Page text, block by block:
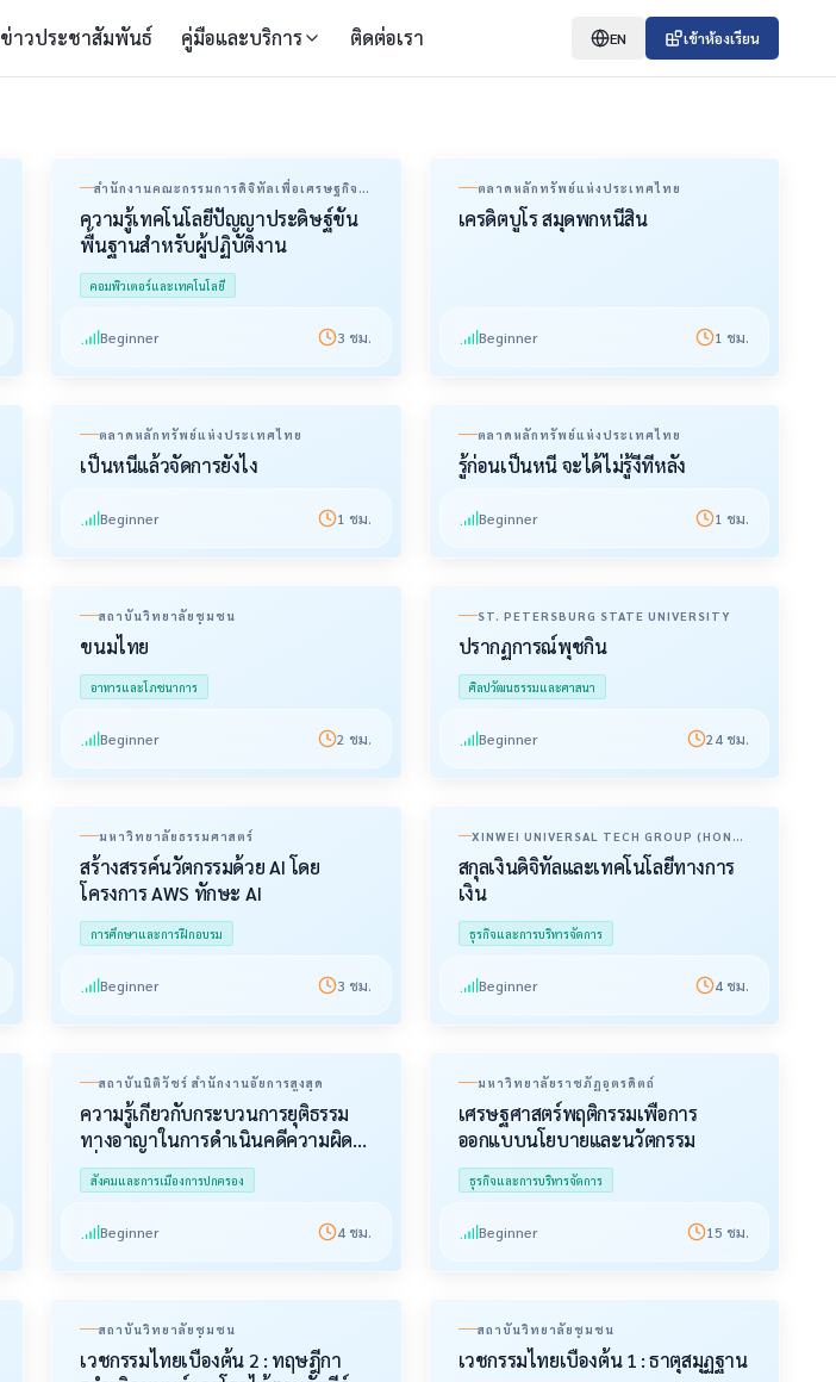
ข่าวประชาสัมพันธ์ คู่มือและบริการ ติดต่อเรา EN เข้าห้องเรียน
สำนักงานคณะกรรมการดิจิทัลเพื่อเศรษฐกิจ
และสังคมแห่งชาติ
ความรู้เทคโนโลยีปัญญาประดิษฐ์ขั้น
พื้นฐานสำหรับผู้ปฏิบัติงาน
คอมพิวเตอร์และเทคโนโลยี
Beginner 3 ชม.
ตลาดหลักทรัพย์แห่งประเทศไทย
เครดิตบูโร สมุดพกหนี้สิน
Beginner 1 ชม.
ตลาดหลักทรัพย์แห่งประเทศไทย
เป็นหนี้แล้วจัดการยังไง
Beginner 1 ชม.
ตลาดหลักทรัพย์แห่งประเทศไทย
รู้ก่อนเป็นหนี้ จะได้ไม่รู้งี้ทีหลัง
Beginner 1 ชม.
สถาบันวิทยาลัยชุมชน
ขนมไทย
อาหารและโภชนาการ
Beginner 2 ชม.
ST. PETERSBURG STATE UNIVERSITY
ปรากฏการณ์พุชกิน
ศิลปวัฒนธรรมและศาสนา
Beginner 24 ชม.
มหาวิทยาลัยธรรมศาสตร์
สร้างสรรค์นวัตกรรมด้วย AI โดย
โครงการ AWS ทักษะ AI
การศึกษาและการฝึกอบรม
Beginner 3 ชม.
XINWEI UNIVERSAL TECH GROUP (HONG
KONG) CO., LIMITED
สกุลเงินดิจิทัลและเทคโนโลยีทางการ
เงิน
ธุรกิจและการบริหารจัดการ
Beginner 4 ชม.
สถาบันนิติวัชร์ สำนักงานอัยการสูงสุด
ความรู้เกี่ยวกับกระบวนการยุติธรรม
ทางอาญาในการดำเนินคดีความผิด
เกี่ยวกับเพศ
สังคมและการเมืองการปกครอง
Beginner 4 ชม.
มหาวิทยาลัยราชภัฏอุตรดิตถ์
เศรษฐศาสตร์พฤติกรรมเพื่อการ
ออกแบบนโยบายและนวัตกรรม
ธุรกิจและการบริหารจัดการ
Beginner 15 ชม.
สถาบันวิทยาลัยชุมชน
เวชกรรมไทยเบื้องต้น 2 : ทฤษฎีกา
สถาบันวิทยาลัยชุมชน
เวชกรรมไทยเบื้องต้น 1 : ธาตุสมุฏฐาน